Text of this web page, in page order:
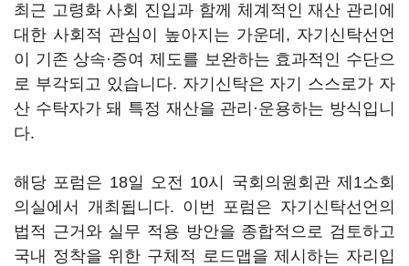
최근 고령화 사회 진입과 함께 체계적인 재산 관리에
대한 사회적 관심이 높아지는 가운데, 자기신탁선언
이 기존 상속·증여 제도를 보완하는 효과적인 수단으
로 부각되고 있습니다. 자기신탁은 자기 스스로가 자
산 수탁자가 돼 특정 재산을 관리·운용하는 방식입니
다.
해당 포럼은 18일 오전 10시 국회의원회관 제1소회
의실에서 개최됩니다. 이번 포럼은 자기신탁선언의
법적 근거와 실무 적용 방안을 종합적으로 검토하고
국내 정착을 위한 구체적 로드맵을 제시하는 자리입